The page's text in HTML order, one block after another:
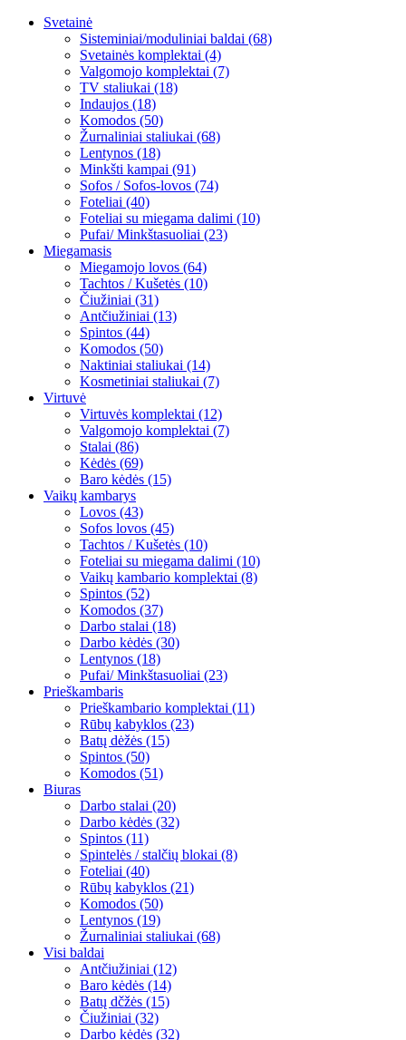
Svetainė
Sisteminiai/moduliniai baldai (68)
Svetainės komplektai (4)
Valgomojo komplektai (7)
TV staliukai (18)
Indaujos (18)
Komodos (50)
Žurnaliniai staliukai (68)
Lentynos (18)
Minkšti kampai (91)
Sofos / Sofos-lovos (74)
Foteliai (40)
Foteliai su miegama dalimi (10)
Pufai/ Minkštasuoliai (23)
Miegamasis
Miegamojo lovos (64)
Tachtos / Kušetės (10)
Čiužiniai (31)
Antčiužiniai (13)
Spintos (44)
Komodos (50)
Naktiniai staliukai (14)
Kosmetiniai staliukai (7)
Virtuvė
Virtuvės komplektai (12)
Valgomojo komplektai (7)
Stalai (86)
Kėdės (69)
Baro kėdės (15)
Vaikų kambarys
Lovos (43)
Sofos lovos (45)
Tachtos / Kušetės (10)
Foteliai su miegama dalimi (10)
Vaikų kambario komplektai (8)
Spintos (52)
Komodos (37)
Darbo stalai (18)
Darbo kėdės (30)
Lentynos (18)
Pufai/ Minkštasuoliai (23)
Prieškambaris
Prieškambario komplektai (11)
Rūbų kabyklos (23)
Batų dėžės (15)
Spintos (50)
Komodos (51)
Biuras
Darbo stalai (20)
Darbo kėdės (32)
Spintos (11)
Spintelės / stalčių blokai (8)
Foteliai (40)
Rūbų kabyklos (21)
Komodos (50)
Lentynos (19)
Žurnaliniai staliukai (68)
Visi baldai
Antčiužiniai (12)
Baro kėdės (14)
Batų dčžės (15)
Čiužiniai (32)
Darbo kėdės (32)